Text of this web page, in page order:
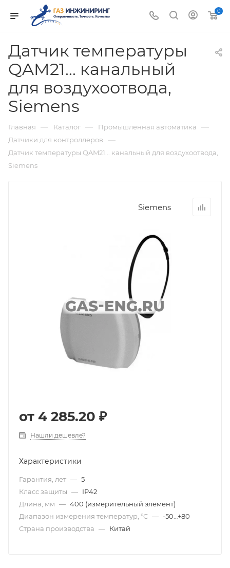
0
Датчик температуры
QAM21... канальный
для воздухоотвода,
Siemens
Главная — Каталог — Промышленная автоматика —
Датчики для контроллеров —
Датчик температуры QAM21... канальный для воздухоотвода,
Siemens
Siemens
от 4 285.20 ₽
Нашли дешевле?
Характеристики
Гарантия, лет — 5
Класс защиты — IP42
Длина, мм — 400 (измерительный элемент)
Диапазон измерения температур, °C — -50…+80
Страна производства — Китай